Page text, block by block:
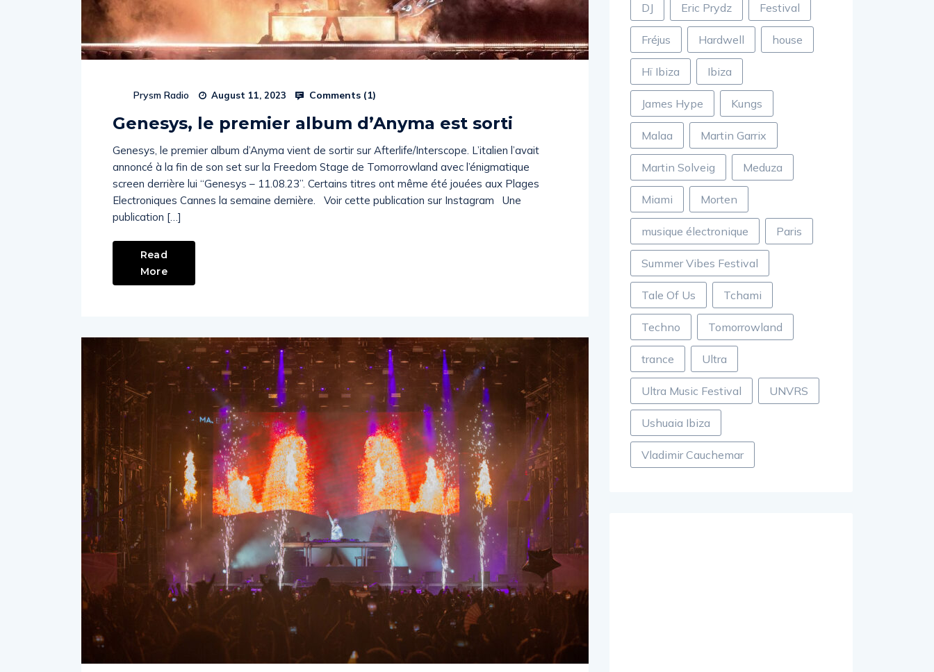
Prysm Radio August 11, 2023 Comments (1)
Genesys, le premier album d’Anyma est sorti
Genesys, le premier album d’Anyma vient de sortir sur Afterlife/Interscope. L’italien l’avait
annoncé à la fin de son set sur la Freedom Stage de Tomorrowland avec l’énigmatique
screen derrière lui “Genesys – 11.08.23”. Certains titres ont même été jouées aux Plages
Electroniques Cannes la semaine dernière. Voir cette publication sur Instagram Une
publication […]
Read
More
DJ Eric Prydz Festival
Fréjus Hardwell house
Hï Ibiza Ibiza
James Hype Kungs
Malaa Martin Garrix
Martin Solveig Meduza
Miami Morten
musique électronique Paris
Summer Vibes Festival
Tale Of Us Tchami
Techno Tomorrowland
trance Ultra
Ultra Music Festival UNVRS
Ushuaia Ibiza
Vladimir Cauchemar